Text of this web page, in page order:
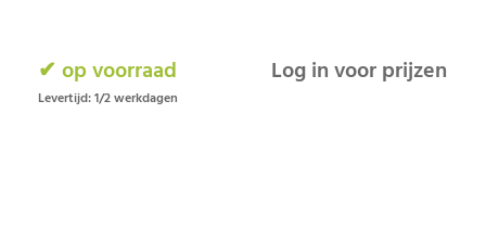
✔ op voorraad
Levertijd: 1/2 werkdagen
Log in voor prijzen